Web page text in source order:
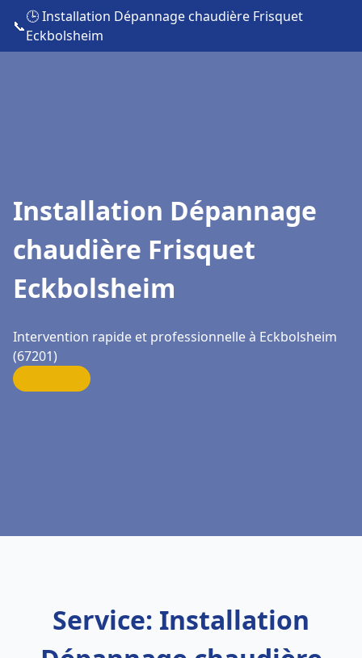
📞
🕒 Installation Dépannage chaudière Frisquet
Eckbolsheim
Installation Dépannage
chaudière Frisquet
Eckbolsheim
Intervention rapide et professionnelle à Eckbolsheim
(67201)
Service: Installation